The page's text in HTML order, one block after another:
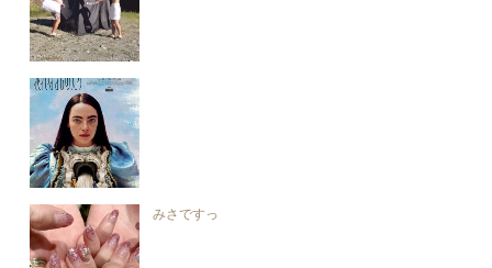
みさですっ